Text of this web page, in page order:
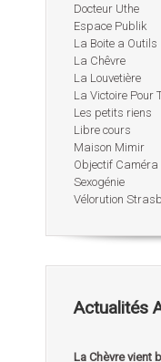
Docteur Uthe
Espace Publik
La Boite a Outils
La Chêvre
La Louvetière
La Victoire Pour
Les petits riens
Libre cours
Maison Mimir
Objectif Caméra
Sexogénie
Vélorution
Actualités
La Chèvre vient